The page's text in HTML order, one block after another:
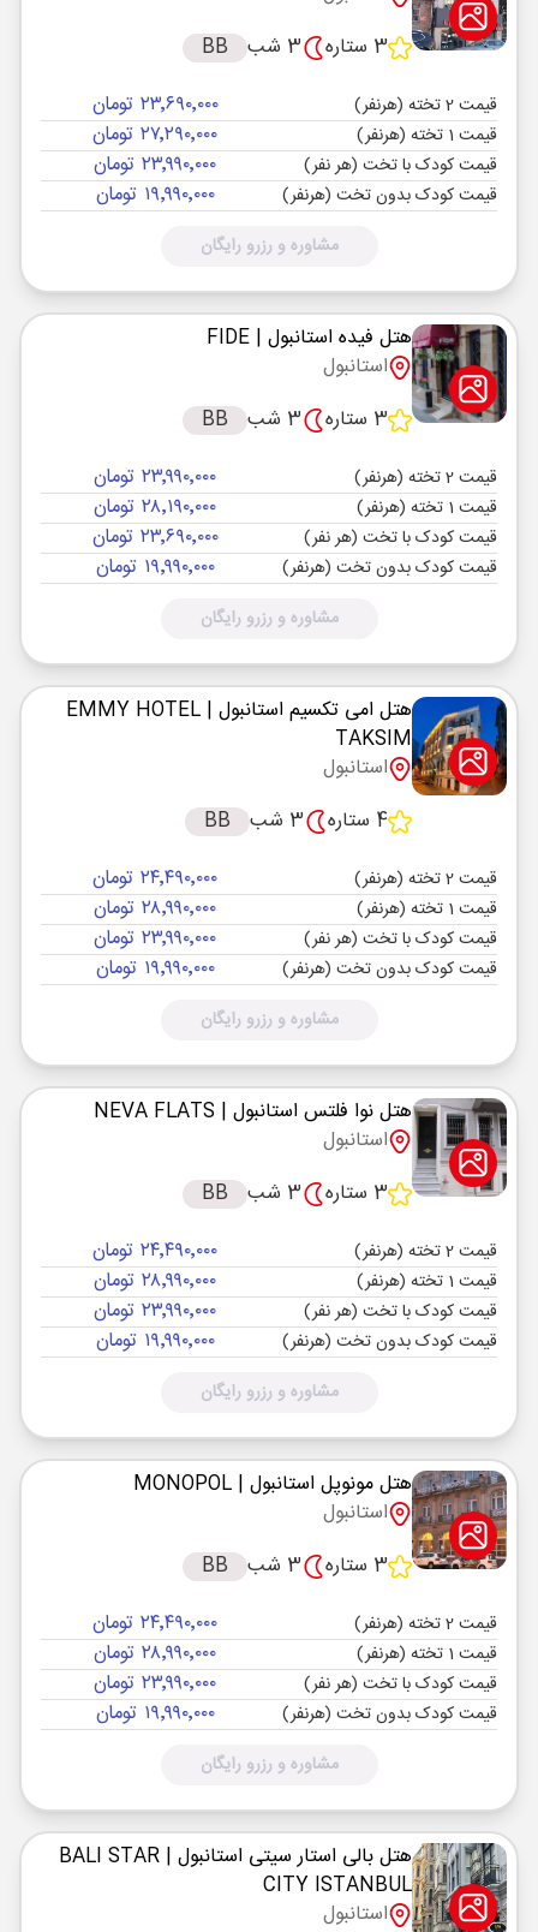
3 ستاره
3 شب BB
قیمت 2 تخته (هرنفر) ۲۳٬۶۹۰٬۰۰۰ تومان
قیمت 1 تخته (هرنفر) ۲۷٬۲۹۰٬۰۰۰ تومان
قیمت کودک با تخت (هر نفر) ۲۳٬۹۹۰٬۰۰۰ تومان
قیمت کودک بدون تخت (هرنفر) ۱۹٬۹۹۰٬۰۰۰ تومان
مشاوره و رزرو رایگان
هتل فیده استانبول | FIDE
استانبول
3 ستاره
3 شب BB
قیمت 2 تخته (هرنفر) ۲۳٬۹۹۰٬۰۰۰ تومان
قیمت 1 تخته (هرنفر) ۲۸٬۱۹۰٬۰۰۰ تومان
قیمت کودک با تخت (هر نفر) ۲۳٬۶۹۰٬۰۰۰ تومان
قیمت کودک بدون تخت (هرنفر) ۱۹٬۹۹۰٬۰۰۰ تومان
مشاوره و رزرو رایگان
هتل امی تکسیم استانبول | EMMY HOTEL
TAKSIM
استانبول
4 ستاره
3 شب BB
قیمت 2 تخته (هرنفر) ۲۴٬۴۹۰٬۰۰۰ تومان
قیمت 1 تخته (هرنفر) ۲۸٬۹۹۰٬۰۰۰ تومان
قیمت کودک با تخت (هر نفر) ۲۳٬۹۹۰٬۰۰۰ تومان
قیمت کودک بدون تخت (هرنفر) ۱۹٬۹۹۰٬۰۰۰ تومان
مشاوره و رزرو رایگان
هتل نوا فلتس استانبول | NEVA FLATS
استانبول
3 ستاره
3 شب BB
قیمت 2 تخته (هرنفر) ۲۴٬۴۹۰٬۰۰۰ تومان
قیمت 1 تخته (هرنفر) ۲۸٬۹۹۰٬۰۰۰ تومان
قیمت کودک با تخت (هر نفر) ۲۳٬۹۹۰٬۰۰۰ تومان
قیمت کودک بدون تخت (هرنفر) ۱۹٬۹۹۰٬۰۰۰ تومان
مشاوره و رزرو رایگان
هتل مونوپل استانبول | MONOPOL
استانبول
3 ستاره
3 شب BB
قیمت 2 تخته (هرنفر) ۲۴٬۴۹۰٬۰۰۰ تومان
قیمت 1 تخته (هرنفر) ۲۸٬۹۹۰٬۰۰۰ تومان
قیمت کودک با تخت (هر نفر) ۲۳٬۹۹۰٬۰۰۰ تومان
قیمت کودک بدون تخت (هرنفر) ۱۹٬۹۹۰٬۰۰۰ تومان
مشاوره و رزرو رایگان
هتل بالی استار سیتی استانبول | BALI STAR
CITY ISTANBUL
استانبول